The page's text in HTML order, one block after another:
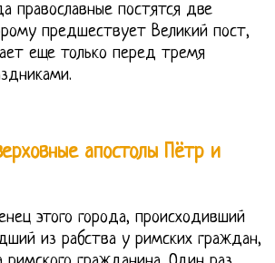
православные постятся две
предшествует Великий пост,
еще только перед тремя
апостолы Пётр и
этого города, происходивший
из рабства у римских граждан,